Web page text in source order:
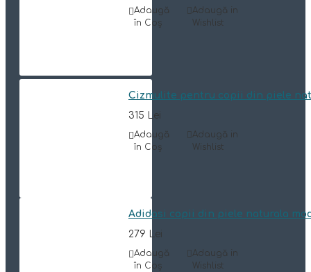
Adaugă
în Coş
Adaugă in
Wishlist
Cizmulite pentru copii din piele
315 Lei
Adaugă
în Coş
Adaugă in
Wishlist
Adidasi copii din piele naturala
279 Lei
Adaugă
în Coş
Adaugă in
Wishlist